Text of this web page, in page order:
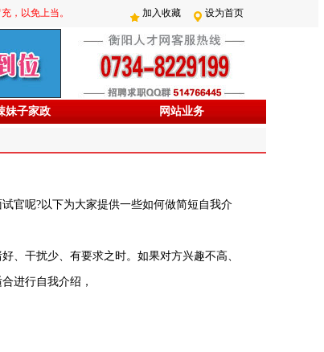
，以免上当。 加入收藏 设为首页
妹子家政 网站业务
官呢?以下为大家提供一些如何做简短自我介
、干扰少、有要求之时。如果对方兴趣不高、
进行自我介绍，